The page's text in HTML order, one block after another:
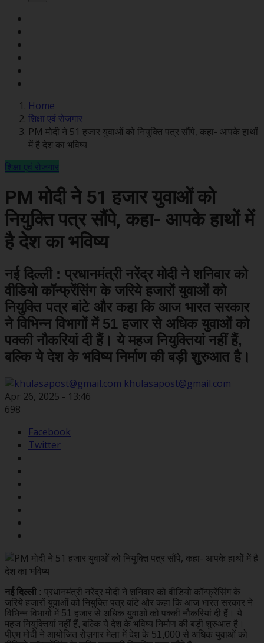
Home
शिक्षा एवं रोजगार
PM मोदी ने 51 हजार युवाओं को नियुक्ति पत्र सौंपे, कहा- आपके हाथों
में है देश का भविष्य
शिक्षा एवं रोजगार
PM मोदी ने 51 हजार युवाओं को
नियुक्ति पत्र सौंपे, कहा- आपके हाथों में
है देश का भविष्य
नई दिल्ली : प्रधानमंत्री नरेंद्र मोदी ने शनिवार को
वीडियो कॉन्फ्रेंसिंग के जरिये हजारों युवाओं को
नियुक्ति पत्र बांटे और कहा कि आज भारत सरकार
ने विभिन्न विभागों में 51 हजार से अधिक युवाओं को
पक्की नौकरियां दी हैं। ये महज नियुक्तियां नहीं हैं,
बल्कि ये देश के भविष्य निर्माण की बड़ी शुरुआत है।
khulasapost@gmail.com
Apr 26, 2025 - 13:46
698
Facebook
Twitter
नई दिल्ली : प्रधानमंत्री नरेंद्र मोदी ने शनिवार को वीडियो कॉन्फ्रेंसिंग के
जरिये हजारों युवाओं को नियुक्ति पत्र बांटे और कहा कि आज भारत सरकार ने
विभिन्न विभागों में 51 हजार से अधिक युवाओं को पक्की नौकरियां दी हैं। ये
महज नियुक्तियां नहीं हैं, बल्कि ये देश के भविष्य निर्माण की बड़ी शुरुआत है।
पीएम मोदी ने आयोजित रोज़गार मेला में देश के 51,000 से अधिक युवाओं को